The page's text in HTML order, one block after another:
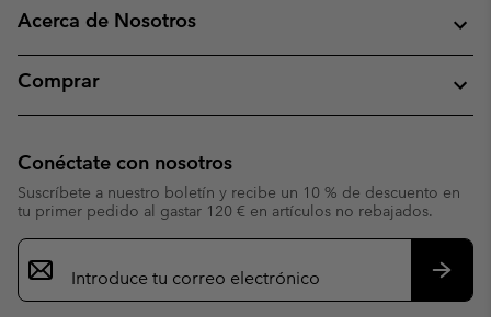
Acerca de Nosotros
Comprar
Conéctate con nosotros
Suscríbete a nuestro boletín y recibe un 10 % de descuento en
tu primer pedido al gastar 120 € en artículos no rebajados.
Suscripción
de
correo